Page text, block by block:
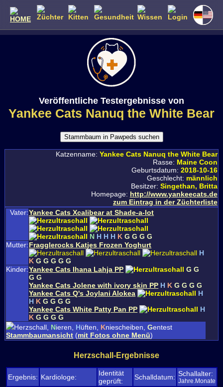
Veröffentliche Testergebnisse von
Yankee Cats Nanuq the White Bear
Katzenname: Yankee Cats Nanuq the White Bear
Rasse: Maine Coon
Geburtsdatum: 2018-10-16
Geschlecht: männlich
Besitzer: Singethan, Britta
Homepage: http://www.yankeecats.de
zum Eintrag in der Züchterliste
Vater:Yankee Cats Xcalibear at Shade-a-lot
N H H H K G G G G
Mutter:Fragglerocks Katjes Frozen Yoghurt
H
K G G G G G
Kinder:Yankee Cats Ihana Lahja PP G G
G G
Yankee Cats Jolene with ivory skin PP H K G G G G
Yankee Cats Q's Joylani Alokea
H
H K G G G G
Yankee Cats White Patty Pan PP
H
K G G G G
Herzschall, Nieren, Hüften, Kniescheiben,Gentest
Stammbaumansicht (mit Fotos ohne Menü)
Herzschall-Ergebnisse
Ergebnis: Kardiologe:
Identität
geprüft:
Schalldatum: Schallalter:
Jahre.Monate